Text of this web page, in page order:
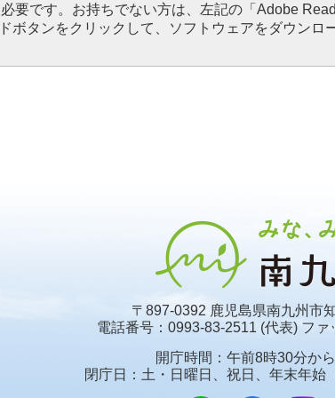
必要です。お持ちでない方は、左記の「Adobe
ボタンをクリックして、ソフトウェアをダウンロ
〒897-0392 鹿児島県南九州市
電話番号：0993-83-2511 (代表) ファ
開庁時間：午前8時30分か
閉庁日：土・日曜日、祝日、年末年始